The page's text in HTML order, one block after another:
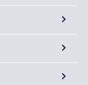
(SORW)